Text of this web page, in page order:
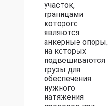
участок,
границами
которого
являются
анкерные опоры,
на которых
подвешиваются
грузы для
обеспечения
нужного
натяжения